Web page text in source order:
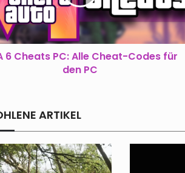
6 Cheats PC: Alle Cheat-Codes für
den PC
ARTIKEL